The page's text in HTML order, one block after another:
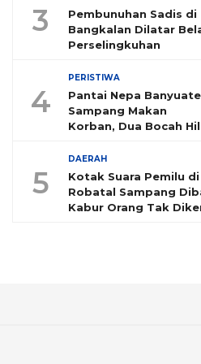
3
Pembunuhan Sadis di
Bangkalan Dilatar
Perselingkuhan
4
PERISTIWA
Pantai Nepa
Sampang Makan
Korban, Dua Bocah
5
DAERAH
Kotak Suara Pemilu di
Robatal Sampang
Kabur Orang Tak